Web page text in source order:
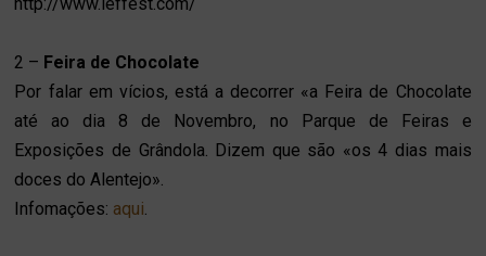
2 – Feira de Chocolate
Por falar em vícios, está a decorrer «a Feira de Chocolate
até ao dia 8 de Novembro, no Parque de Feiras e
Exposições de Grândola. Dizem que são «os 4 dias mais
doces do Alentejo».
Infomações: aqui.